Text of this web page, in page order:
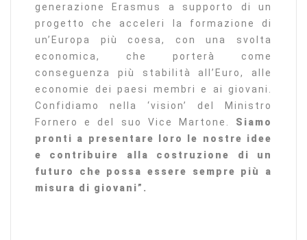
generazione Erasmus a supporto di un
progetto che acceleri la formazione di
un’Europa più coesa, con una svolta
economica, che porterà come
conseguenza più stabilità all’Euro, alle
economie dei paesi membri e ai giovani.
Confidiamo nella ‘vision’ del Ministro
Fornero e del suo Vice Martone. Siamo
pronti a presentare loro le nostre idee
e contribuire alla costruzione di un
futuro che possa essere sempre più a
misura di giovani”.